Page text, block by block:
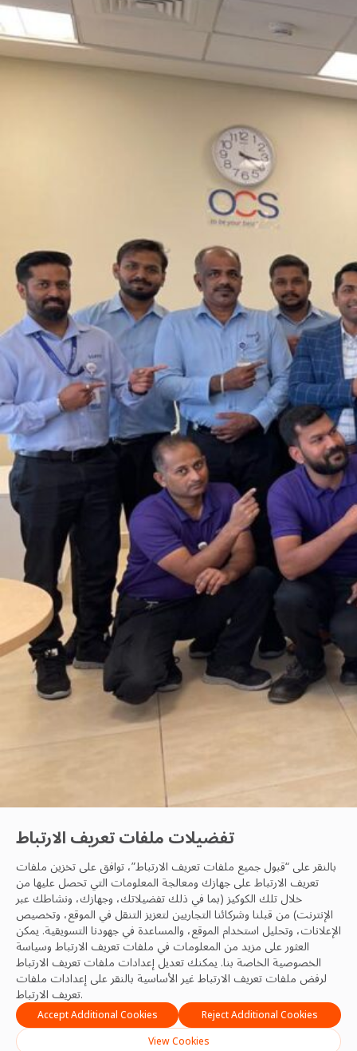
تفضيلات ملفات تعريف الارتباط
بالنقر على “قبول جميع ملفات تعريف الارتباط”، توافق على تخزين ملفات
تعريف الارتباط على جهازك ومعالجة المعلومات التي تحصل عليها من
خلال تلك الكوكيز (بما في ذلك تفضيلاتك، وجهازك، ونشاطك عبر
الإنترنت) من قبلنا وشركائنا التجاريين لتعزيز التنقل في الموقع، وتخصيص
الإعلانات، وتحليل استخدام الموقع، والمساعدة في جهودنا التسويقية. يمكن
العثور على مزيد من المعلومات في ملفات تعريف الارتباط وسياسة
الخصوصية الخاصة بنا. يمكنك تعديل إعدادات ملفات تعريف الارتباط
لرفض ملفات تعريف الارتباط غير الأساسية بالنقر على إعدادات ملفات
تعريف الارتباط.
Accept Additional Cookies
Reject Additional Cookies
View Cookies
الصحة والسلامة
والانضباط التشغيلي في قطاع إدارة المرافق في الإمارات
فريق OCS
19 Feb, 2026